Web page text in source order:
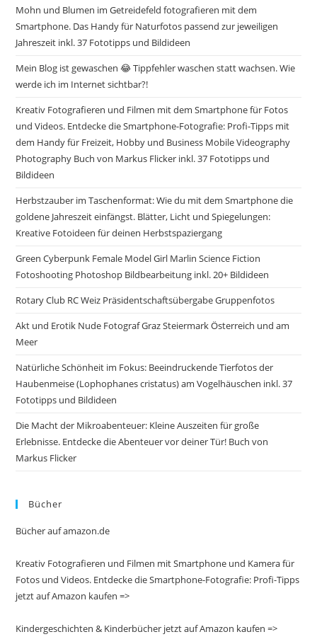
Mohn und Blumen im Getreidefeld fotografieren mit dem
Smartphone. Das Handy für Naturfotos passend zur jeweiligen
Jahreszeit inkl. 37 Fototipps und Bildideen
Mein Blog ist gewaschen 😂 Tippfehler waschen statt wachsen. Wie
werde ich im Internet sichtbar?!
Kreativ Fotografieren und Filmen mit dem Smartphone für Fotos
und Videos. Entdecke die Smartphone-Fotografie: Profi-Tipps mit
dem Handy für Freizeit, Hobby und Business Mobile Videography
Photography Buch von Markus Flicker inkl. 37 Fototipps und
Bildideen
Herbstzauber im Taschenformat: Wie du mit dem Smartphone die
goldene Jahreszeit einfängst. Blätter, Licht und Spiegelungen:
Kreative Fotoideen für deinen Herbstspaziergang
Green Cyberpunk Female Model Girl Marlin Science Fiction
Fotoshooting Photoshop Bildbearbeitung inkl. 20+ Bildideen
Rotary Club RC Weiz Präsidentschaftsübergabe Gruppenfotos
Akt und Erotik Nude Fotograf Graz Steiermark Österreich und am
Meer
Natürliche Schönheit im Fokus: Beeindruckende Tierfotos der
Haubenmeise (Lophophanes cristatus) am Vogelhäuschen inkl. 37
Fototipps und Bildideen
Die Macht der Mikroabenteuer: Kleine Auszeiten für große
Erlebnisse. Entdecke die Abenteuer vor deiner Tür! Buch von
Markus Flicker
Bücher
Bücher auf amazon.de
Kreativ Fotografieren und Filmen mit Smartphone und Kamera für
Fotos und Videos. Entdecke die Smartphone-Fotografie: Profi-Tipps
jetzt auf Amazon kaufen =>
Kindergeschichten & Kinderbücher jetzt auf Amazon kaufen =>